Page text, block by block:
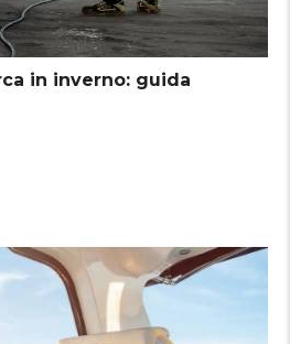
in inverno: guida